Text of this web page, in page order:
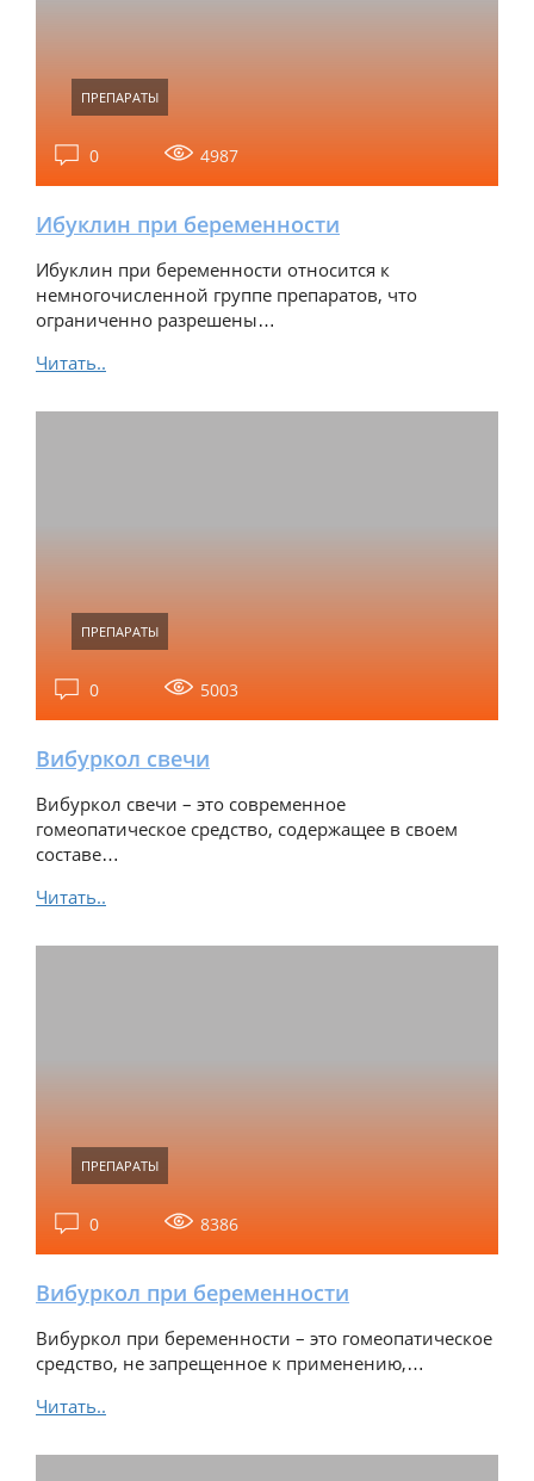
ПРЕПАРАТЫ
0 4987
Ибуклин при беременности
Ибуклин при беременности относится к
немногочисленной группе препаратов, что
ограниченно разрешены…
Читать..
ПРЕПАРАТЫ
0 5003
Вибуркол свечи
Вибуркол свечи – это современное
гомеопатическое средство, содержащее в своем
составе…
Читать..
ПРЕПАРАТЫ
0 8386
Вибуркол при беременности
Вибуркол при беременности – это гомеопатическое
средство, не запрещенное к применению,…
Читать..